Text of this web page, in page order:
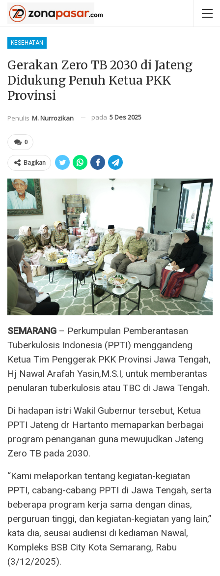
KESEHATAN
Gerakan Zero TB 2030 di Jateng
Didukung Penuh Ketua PKK
Provinsi
Penulis M. Nurrozikan pada 5 Des 2025
0
Bagikan
SEMARANG – Perkumpulan Pemberantasan
Tuberkulosis Indonesia (PPTI) menggandeng
Ketua Tim Penggerak PKK Provinsi Jawa Tengah,
Hj Nawal Arafah Yasin,M.S.I, untuk memberantas
penularan tuberkulosis atau TBC di Jawa Tengah.
Di hadapan istri Wakil Gubernur tersebut, Ketua
PPTI Jateng dr Hartanto memaparkan berbagai
program penanganan guna mewujudkan Jateng
Zero TB pada 2030.
“Kami melaporkan tentang kegiatan-kegiatan
PPTI, cabang-cabang PPTI di Jawa Tengah, serta
beberapa program kerja sama dengan dinas,
perguruan tinggi, dan kegiatan-kegiatan yang lain,”
kata dia, seusai audiensi di kediaman Nawal,
Kompleks BSB City Kota Semarang, Rabu
(3/12/2025).